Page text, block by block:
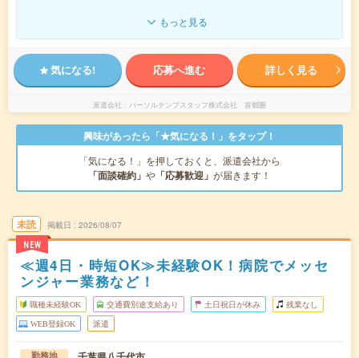
もっと見る
気になる! 応募へ進む 詳しく見る
派遣会社 パーソルテンプスタッフ株式会社 首都圏
興味があったら「★気になる！」をタップ！
「気になる！」を押しておくと、派遣会社から
「面談確約」 や 「応募歓迎」 が届きます！
未読
NEW
掲載日 2026/08/07
≪週4日・時短OK≫未経験OK！病院でメッセ
ンジャー業務など！
職種未経験OK 交通費別途支給あり 土日祝日が休み 残業なし
WEB登録OK 派遣
勤務地